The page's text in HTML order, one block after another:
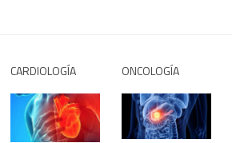
CARDIOLOGÍA ONCOLOGÍA